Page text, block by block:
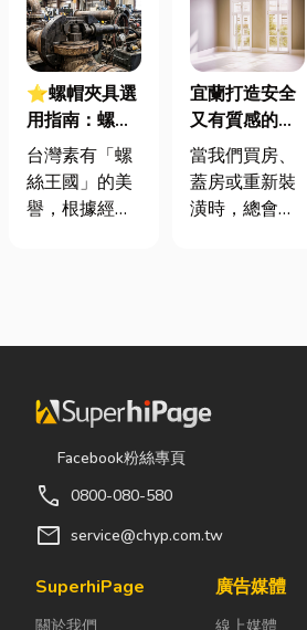
⭐螺帽夾具選
用指南：螺母
挾具頻繁耗
損？3大關鍵
提升扣件成型
台灣素有「螺
絲王國」的美
譽，根據經濟
額高達 42.1
螺帽（HS
731816）產
品即占總出口
在面對全球客
戶對扣件精度
日益嚴苛的趨
宜蘭打造安全
又有質感的
家，從專業門
窗開始
當我們買房、
蓋房或重新裝
潢時，總會把
天都在使用的
門窗不只是遮
通風與生活品
氣候潮濕多
Facebook粉絲專頁
call 0800-080-580
mail service@chyp.com.tw
SuperhiPage
關於我們
廣告媒體
線上媒體